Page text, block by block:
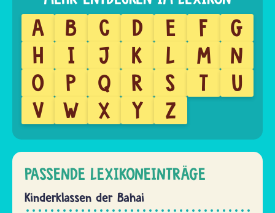
A B C D E F
G
H
I J K L M
N
O
P Q R S T
U
V
W X Y Z
PASSENDE LEXIKONEINTRÄGE
Kinderklassen der Bahai